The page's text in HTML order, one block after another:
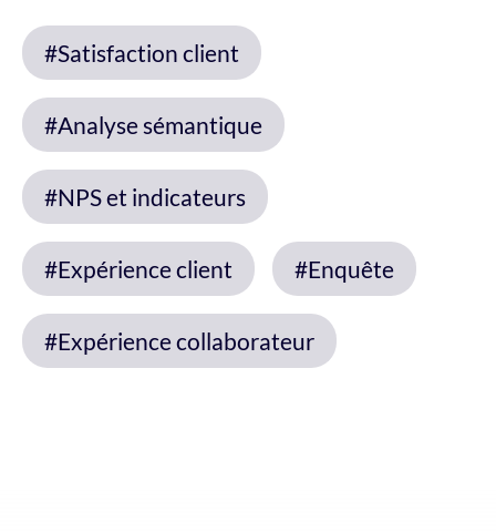
#Satisfaction client
#Analyse sémantique
#NPS et indicateurs
#Expérience client #Enquête
#Expérience collaborateur